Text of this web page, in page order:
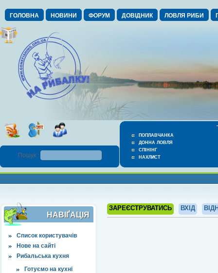
ГОЛОВНА НОВИНИ ФОРУМ ДОВІДНИК ЛОВЛЯ РИБИ
ПОПЛАВЧАНКА
ДОННА ЛОВЛЯ
СПІНІНГ
НАХЛИСТ
Пошук :
НАВІҐАЦІЯ
Список користувачів
Нове на сайті
Рибальська кухня
Готуємо на кухні
ЗАРЕЄСТРУВАТИСЬ ВХІД